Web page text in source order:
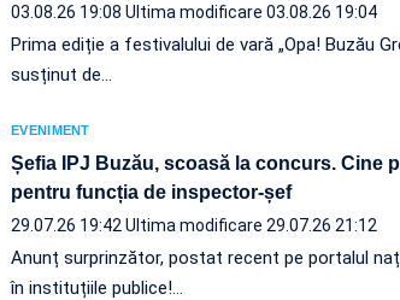
03.08.26 19:08 Ultima modificare 03.08.26 19:04
Prima ediție a festivalului de vară „Opa! Buzău
susținut de…
EVENIMENT
Șefia IPJ Buzău, scoasă la concurs. Cine
pentru funcția de inspector-șef
29.07.26 19:42 Ultima modificare 29.07.26 21:12
Anunț surprinzător, postat recent pe portalul
în instituțiile publice!…